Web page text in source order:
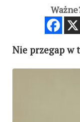
Nie przegap w